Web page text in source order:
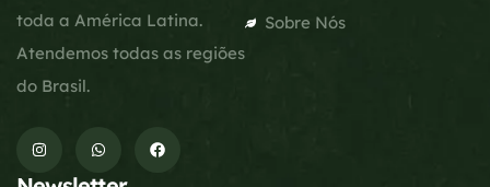
toda a América Latina.
Atendemos todas as regiões
do Brasil.
Sobre Nós